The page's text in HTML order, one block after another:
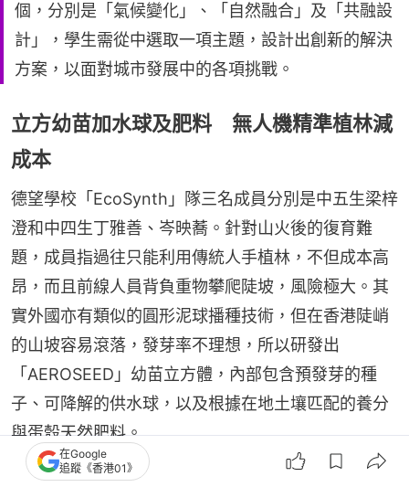
個，分別是「氣候變化」、「自然融合」及「共融設
計」，學生需從中選取一項主題，設計出創新的解決
方案，以面對城市發展中的各項挑戰。
立方幼苗加水球及肥料 無人機精準植林減
成本
德望學校「EcoSynth」隊三名成員分別是中五生梁梓
澄和中四生丁雅善、岑映蕎。針對山火後的復育難
題，成員指過往只能利用傳統人手植林，不但成本高
昂，而且前線人員背負重物攀爬陡坡，風險極大。其
實外國亦有類似的圓形泥球播種技術，但在香港陡峭
的山坡容易滾落，發芽率不理想，所以研發出
「AEROSEED」幼苗立方體，內部包含預發芽的種
子、可降解的供水球，以及根據在地土壤匹配的養分
與蛋殼天然肥料。
在Google
追蹤《香港01》